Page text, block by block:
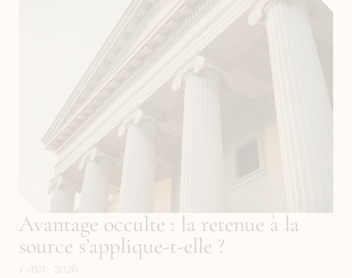
Avantage occulte : la retenue à la
source s’applique-t-elle ?
1 avr. 2026